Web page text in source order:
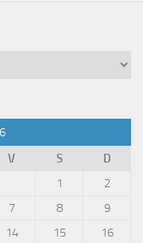
V S
D
1
2
7 8
9
14 15
16